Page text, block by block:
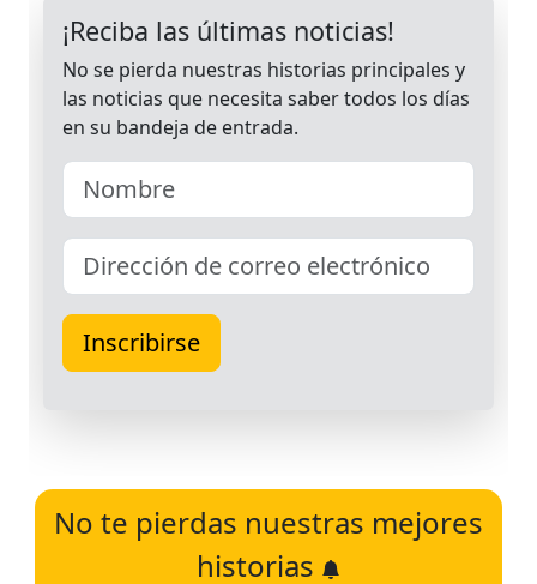
No te pierdas nuestras mejores
historias